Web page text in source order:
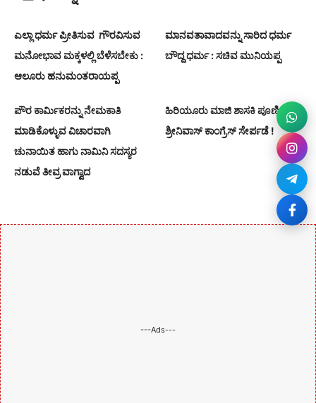
ಎಲ್ಲಾ ಧರ್ಮ ಪ್ರೀತಿಸುವ ಗೌರವಿಸುವ
ಮನೋಭಾವ ಮಕ್ಕಳಲ್ಲಿ ಬೆಳೆಸಬೇಕು :
ಆಲೂರು ಹನುಮಂತರಾಯಪ್ಪ
ಮಾನವತಾವಾದವನ್ನು ಸಾರಿದ ಧರ್ಮ
ಬೌದ್ದ ಧರ್ಮ : ಸಚಿವ ಮುನಿಯಪ್ಪ
ಪೌರ ಕಾರ್ಮಿಕರನ್ನು ನೇಮಕಾತಿ
ಮಾಡಿಕೊಳ್ಳುವ ವಿಚಾರವಾಗಿ
ಚುನಾಯಿತ ಹಾಗು ನಾಮಿನಿ ಸದಸ್ಯರ
ನಡುವೆ ತೀವ್ರ ವಾಗ್ವಾದ
ಹಿರಿಯೂರು ಮಾಜಿ ಶಾಸಕಿ ಪೂರ್ಣಿಮಾ
ಶ್ರೀನಿವಾಸ್ ಕಾಂಗ್ರೆಸ್ ಸೇರ್ಪಡೆ !
---Ads---